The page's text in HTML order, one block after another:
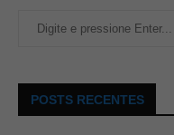
POSTS RECENTES